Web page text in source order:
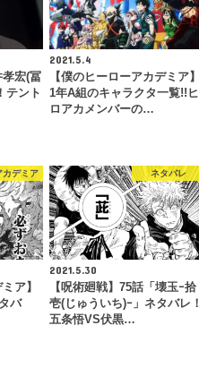
孝宏(冨
テント
2021.5.4
【僕のヒーローアカデミア】
1年A組のキャラクタ一覧!!ヒ
ロアカメンバーの…
カデミア
ア】
バ
ネタバレ
2021.5.30
【呪術廻戦】75話「壊玉ｰ拾
壱(じゅういち)ｰ」ネタバレ！
五条悟VS伏黒…